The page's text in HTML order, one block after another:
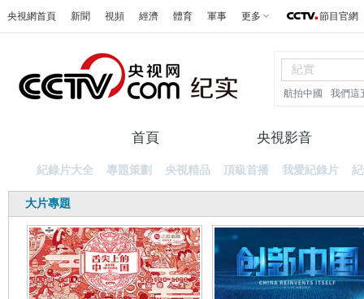
央視網首頁 新聞 視頻 經濟 體育 軍事 更多 節目官網
航拍中國 我們這
首頁
紀錄片大全 專題策劃 央視精品 頂級首播 我愛紀錄片
央視影音
大片專題